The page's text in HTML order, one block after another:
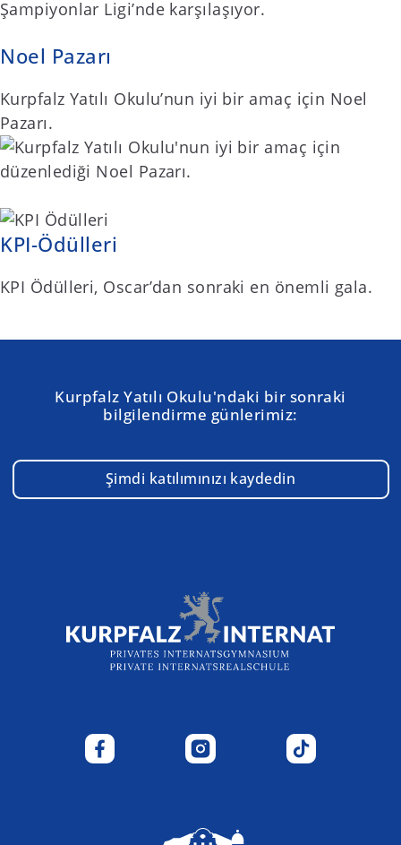
Şampiyonlar Ligi’nde karşılaşıyor.
Noel Pazarı
Kurpfalz Yatılı Okulu’nun iyi bir amaç için Noel
Pazarı.
KPI-Ödülleri
KPI Ödülleri, Oscar’dan sonraki en önemli gala.
Kurpfalz Yatılı Okulu'ndaki bir sonraki
bilgilendirme günlerimiz:
Şimdi katılımınızı kaydedin